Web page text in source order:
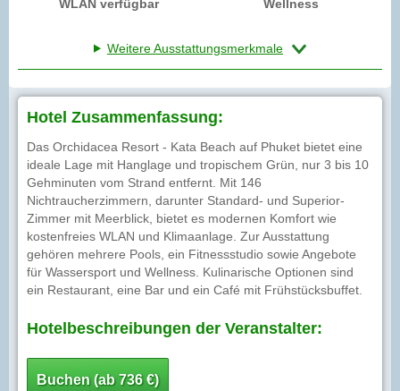
WLAN verfügbar Wellness
Weitere Ausstattungsmerkmale
Hotel Zusammenfassung:
Das Orchidacea Resort - Kata Beach auf Phuket bietet eine
ideale Lage mit Hanglage und tropischem Grün, nur 3 bis 10
Gehminuten vom Strand entfernt. Mit 146
Nichtraucherzimmern, darunter Standard- und Superior-
Zimmer mit Meerblick, bietet es modernen Komfort wie
kostenfreies WLAN und Klimaanlage. Zur Ausstattung
gehören mehrere Pools, ein Fitnessstudio sowie Angebote
für Wassersport und Wellness. Kulinarische Optionen sind
ein Restaurant, eine Bar und ein Café mit Frühstücksbuffet.
Hotelbeschreibungen der Veranstalter:
Buchen (ab 736 €)